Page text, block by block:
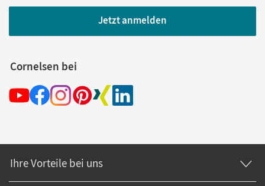
Jetzt anmelden
Cornelsen bei
Ihre Vorteile bei uns